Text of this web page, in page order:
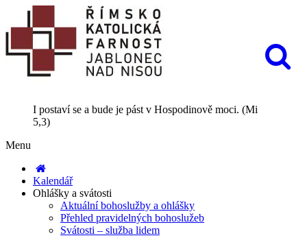
I postaví se a bude je pást v Hospodinově moci. (Mi
5,3)
Menu
Kalendář
Ohlášky a svátosti
Aktuální bohoslužby a ohlášky
Přehled pravidelných bohoslužeb
Svátosti – služba lidem